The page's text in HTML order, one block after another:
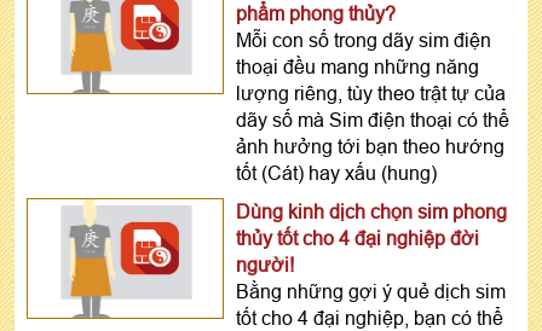
phẩm phong thủy?
Mỗi con số trong dãy sim điện
thoại đều mang những năng
lượng riêng, tùy theo trật tự của
dãy số mà Sim điện thoại có thể
ảnh hưởng tới bạn theo hướng
tốt (Cát) hay xấu (hung)
Dùng kinh dịch chọn sim phong
thủy tốt cho 4 đại nghiệp đời
người!
Bằng những gợi ý quẻ dịch sim
tốt cho 4 đại nghiệp, bạn có thể